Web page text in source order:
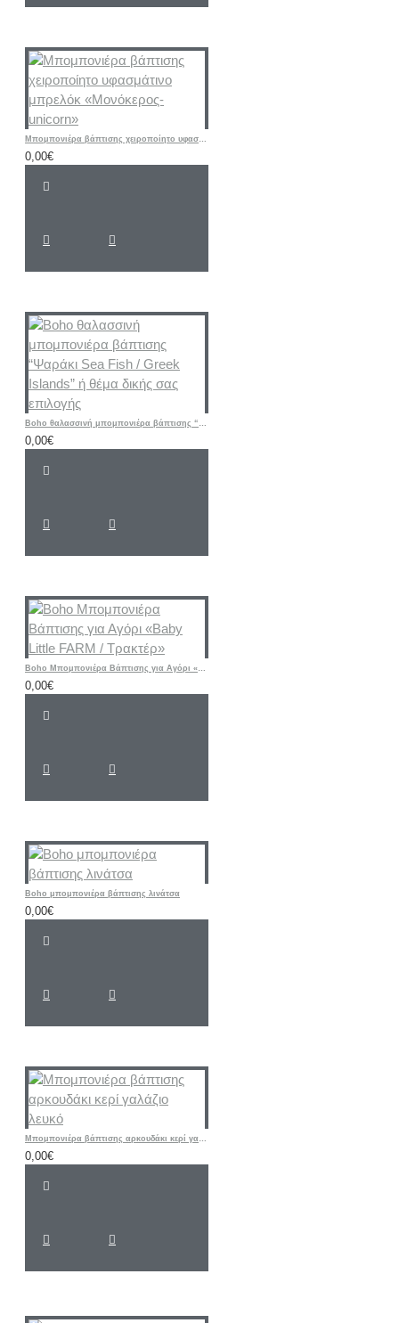
Μπομπονιέρα βάπτισης χειροποίητο υφασμάτινο μπρελόκ «Μονόκερος-unicorn»
0,00€
Boho θαλασσινή μπομπονιέρα βάπτισης “Ψαράκι Sea ​​Fish / Greek Islands” ή θέμα δικής σας επιλογής
0,00€
Boho Μπομπονιέρα Βάπτισης για Αγόρι «Baby Little FARM / Τρακτέρ»
0,00€
Boho μπομπονιέρα βάπτισης λινάτσα
0,00€
Mπομπονιέρα βάπτισης αρκουδάκι κερί γαλάζιο λευκό
0,00€